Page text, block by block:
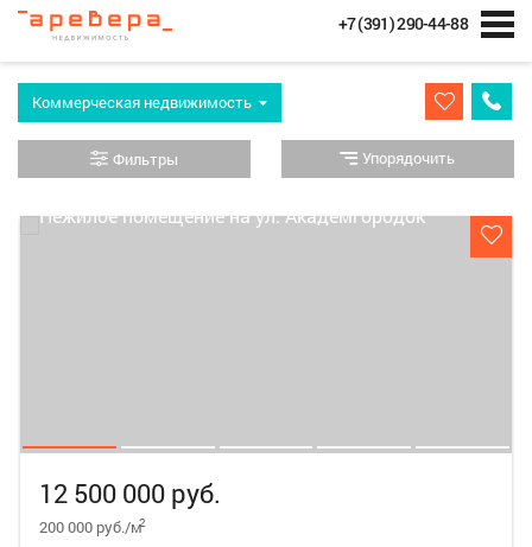
+7 (391) 290-44-88
Коммерческая недвижимость
Фильтры Упорядочить
12 500 000 руб.
200 000 руб./м2